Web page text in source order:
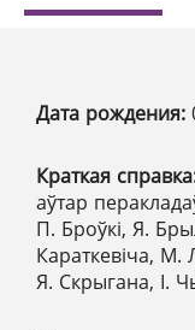
Дата рождения:
Краткая
аўтар
П. Броўкі, Я.
Караткевіча, М.
Я. Скрыгана, І.